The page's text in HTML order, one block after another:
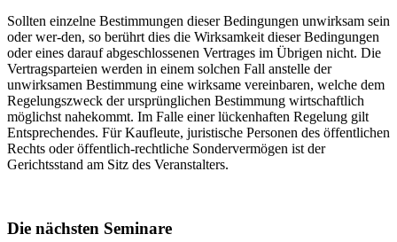
Sollten einzelne Bestimmungen dieser Bedingungen unwirksam sein
oder wer-den, so berührt dies die Wirksamkeit dieser Bedingungen
oder eines darauf abgeschlossenen Vertrages im Übrigen nicht. Die
Vertragsparteien werden in einem solchen Fall anstelle der
unwirksamen Bestimmung eine wirksame vereinbaren, welche dem
Regelungszweck der ursprünglichen Bestimmung wirtschaftlich
möglichst nahekommt. Im Falle einer lückenhaften Regelung gilt
Entsprechendes. Für Kaufleute, juristische Personen des öffentlichen
Rechts oder öffentlich-rechtliche Sondervermögen ist der
Gerichtsstand am Sitz des Veranstalters.
Die nächsten Seminare